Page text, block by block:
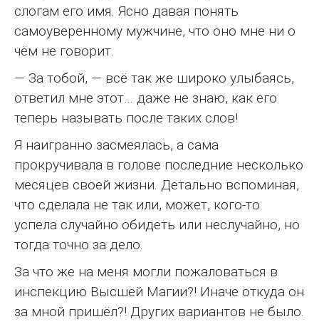
слогам его имя. Ясно давая понять
самоуверенному мужчине, что оно мне ни о
чём не говорит.
— За тобой, — всё так же широко улыбаясь,
ответил мне этот… даже не знаю, как его
теперь называть после таких слов!
Я наигранно засмеялась, а сама
прокручивала в голове последние несколько
месяцев своей жизни. Детально вспоминая,
что сделала не так или, может, кого-то
успела случайно обидеть или неслучайно, но
тогда точно за дело.
За что же на меня могли пожаловаться в
инспекцию Высшей Магии?! Иначе откуда он
за мной пришёл?! Других вариантов не было.